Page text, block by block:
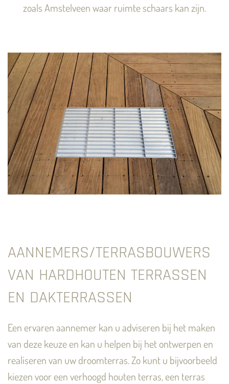
zoals Amstelveen waar ruimte schaars kan zijn.
AANNEMERS/TERRASBOUWERS
VAN HARDHOUTEN TERRASSEN
EN DAKTERRASSEN
Een ervaren aannemer kan u adviseren bij het maken
van deze keuze en kan u helpen bij het ontwerpen en
realiseren van uw droomterras. Zo kunt u bijvoorbeeld
kiezen voor een verhoogd houten terras, een terras